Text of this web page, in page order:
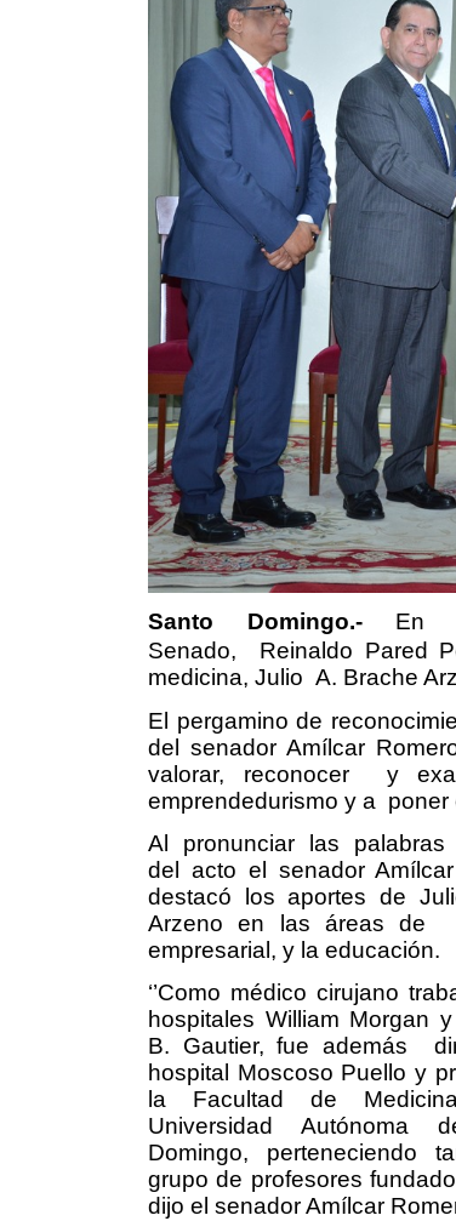
Santo Domingo.-
En
Senado, Reinaldo Pared
medicina, Julio A. Brache
El pergamino de
del senador Amílcar
valorar, reconocer
y
emprendedurismo y a poner
Al pronunciar las palabras
del acto el senador
destacó los aportes de
Arzeno en las áreas de
empresarial, y la educación.
‘’Como médico cirujano
hospitales William Morgan
B. Gautier, fue además
hospital Moscoso Puello y
la Facultad de
Universidad Autónoma
Domingo, perteneciendo
grupo de profesores
dijo el senador Amílcar